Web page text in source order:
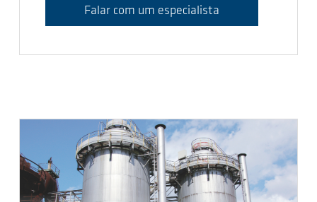
Falar com um especialista